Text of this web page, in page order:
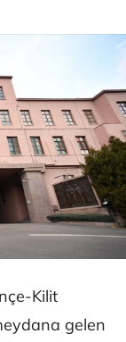
Kilit
gelen